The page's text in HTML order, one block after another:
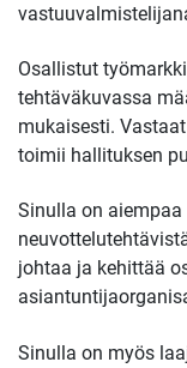
Osallistut
tehtäväkuvassa
mukaisesti.
toimii hallituksen
Sinulla on
johtaa ja kehittää
Sinulla on myös